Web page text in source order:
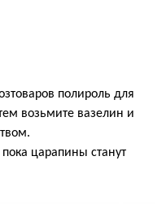
полироль для
возьмите вазелин и
царапины станут